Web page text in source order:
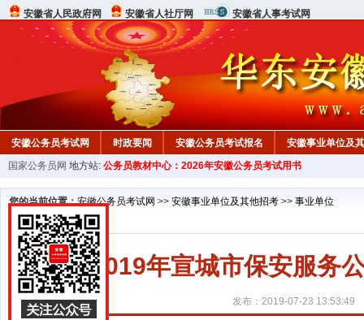
安徽省人民政府网 安徽省人社厅网 安徽省人事考试网
安徽公务员考试网 时政要闻 安徽公务员考试报名
安徽事业单位及
国家公务员网 地方站: 公务员教材中心：2026年安徽公务员考试用书
您的当前位置：安徽公务员考试网 >> 安徽事业单位及其他招考 >> 事业单位
2019年宣城市保安服务
发布：2019-07-23 13:53:49